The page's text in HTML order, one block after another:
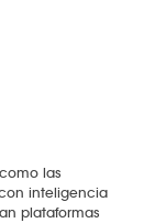
las
inteligencia
plataformas